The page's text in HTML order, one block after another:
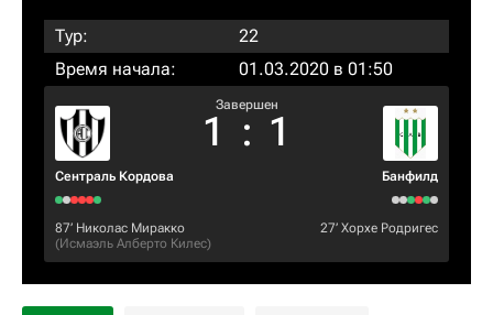
Тур:
22
Время начала:
01.03.2020 в 01:50
Сентраль Кордова
Завершен
1 : 1
Банфилд
87‎’‎ Николас Миракко
(Исмаэль Алберто Килес)
27‎’‎ Хорхе Родригес